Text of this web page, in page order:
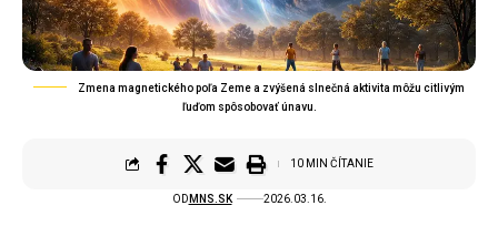
Zmena magnetického poľa Zeme a zvýšená slnečná aktivita môžu citlivým
ľuďom spôsobovať únavu.
OD MNS.SK 2026.03.16.
10 MIN ČÍTANIE